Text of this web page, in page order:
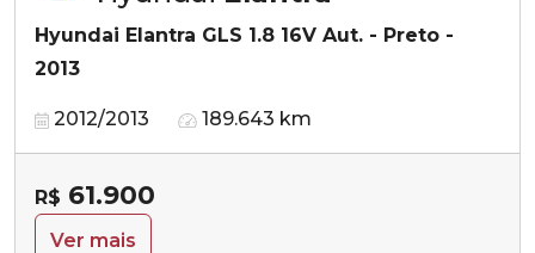
Hyundai Elantra GLS 1.8 16V Aut. - Preto -
2013
2012/2013 189.643 km
R$ 61.900
Ver mais